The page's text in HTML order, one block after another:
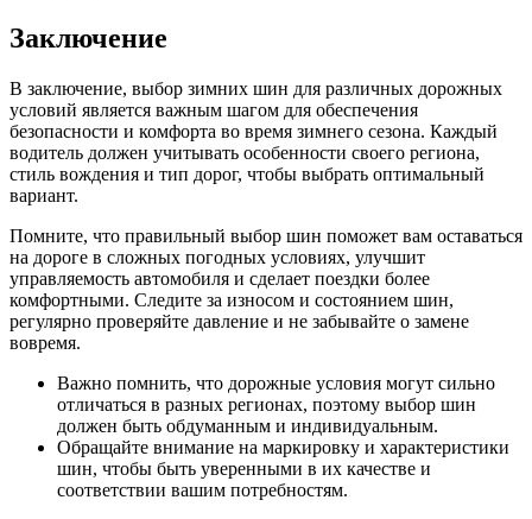
Заключение
В заключение, выбор зимних шин для различных дорожных
условий является важным шагом для обеспечения
безопасности и комфорта во время зимнего сезона. Каждый
водитель должен учитывать особенности своего региона,
стиль вождения и тип дорог, чтобы выбрать оптимальный
вариант.
Помните, что правильный выбор шин поможет вам оставаться
на дороге в сложных погодных условиях, улучшит
управляемость автомобиля и сделает поездки более
комфортными. Следите за износом и состоянием шин,
регулярно проверяйте давление и не забывайте о замене
вовремя.
Важно помнить, что дорожные условия могут сильно
отличаться в разных регионах, поэтому выбор шин
должен быть обдуманным и индивидуальным.
Обращайте внимание на маркировку и характеристики
шин, чтобы быть уверенными в их качестве и
соответствии вашим потребностям.